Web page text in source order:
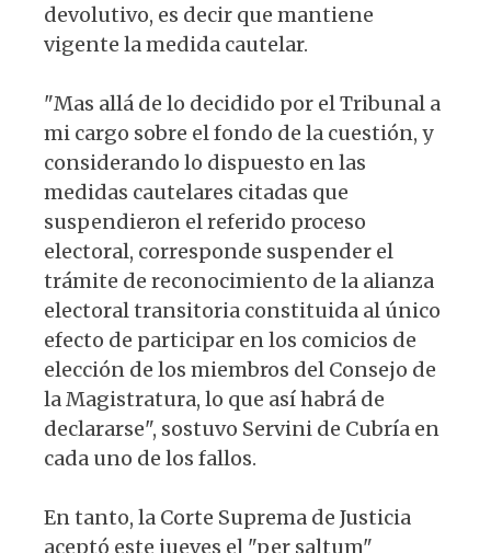
devolutivo, es decir que mantiene
vigente la medida cautelar.
"Mas allá de lo decidido por el Tribunal a
mi cargo sobre el fondo de la cuestión, y
considerando lo dispuesto en las
medidas cautelares citadas que
suspendieron el referido proceso
electoral, corresponde suspender el
trámite de reconocimiento de la alianza
electoral transitoria constituida al único
efecto de participar en los comicios de
elección de los miembros del Consejo de
la Magistratura, lo que así habrá de
declararse", sostuvo Servini de Cubría en
cada uno de los fallos.
En tanto, la Corte Suprema de Justicia
aceptó este jueves el "per saltum"